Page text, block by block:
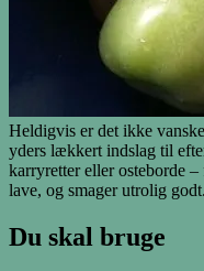
Heldigvis er det ikke
yders lækkert indslag til
karryretter eller osteborde
lave, og smager utrolig godt.
Du skal bruge